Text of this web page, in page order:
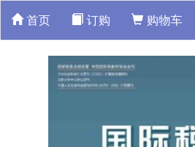
首页 订购 购物车